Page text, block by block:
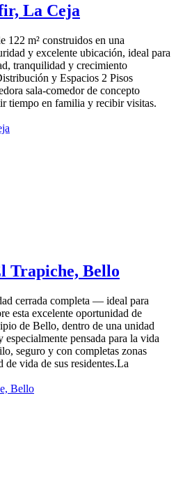
La Ceja
122 m² construidos en una
y excelente ubicación, ideal para
tranquilidad y crecimiento
y Espacios 2 Pisos
sala-comedor de concepto
tiempo en familia y recibir visitas.
Trapiche, Bello
cerrada completa — ideal para
esta excelente oportunidad de
de Bello, dentro de una unidad
pensada para la vida
seguro y con completas zonas
de vida de sus residentes.La